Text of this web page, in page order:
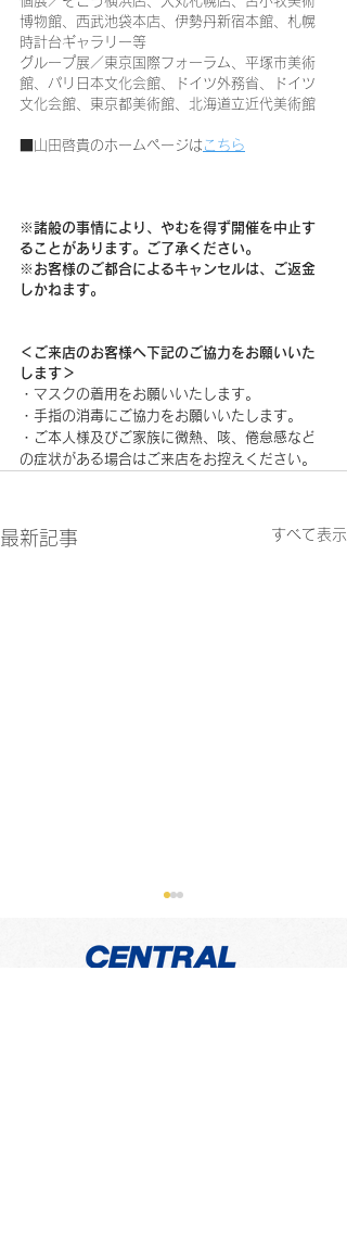
博物館、西武池袋本店、伊勢丹新宿本館、札幌
時計台ギャラリー等
グループ展／東京国際フォーラム、平塚市美術
館、パリ日本文化会館、ドイツ外務省、ドイツ
文化会館、東京都美術館、北海道立近代美術館
■山田啓貴のホームページは こちら
※諸般の事情により、やむを得ず開催を中止す
ることがあります。ご了承ください。
※お客様のご都合によるキャンセルは、ご返金
しかねます。
＜ご来店のお客様へ下記のご協力をお願いいた
します＞
・マスクの着用をお願いいたします。
・手指の消毒にご協力をお願いいたします。
・ご本人様及びご家族に微熱、咳、倦怠感など
の症状がある場合はご来店をお控えください。
最新記事 すべて表示